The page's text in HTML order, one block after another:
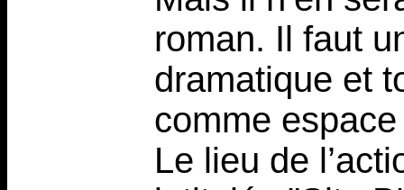
roman. Il faut
dramatique et
comme
Le lieu de